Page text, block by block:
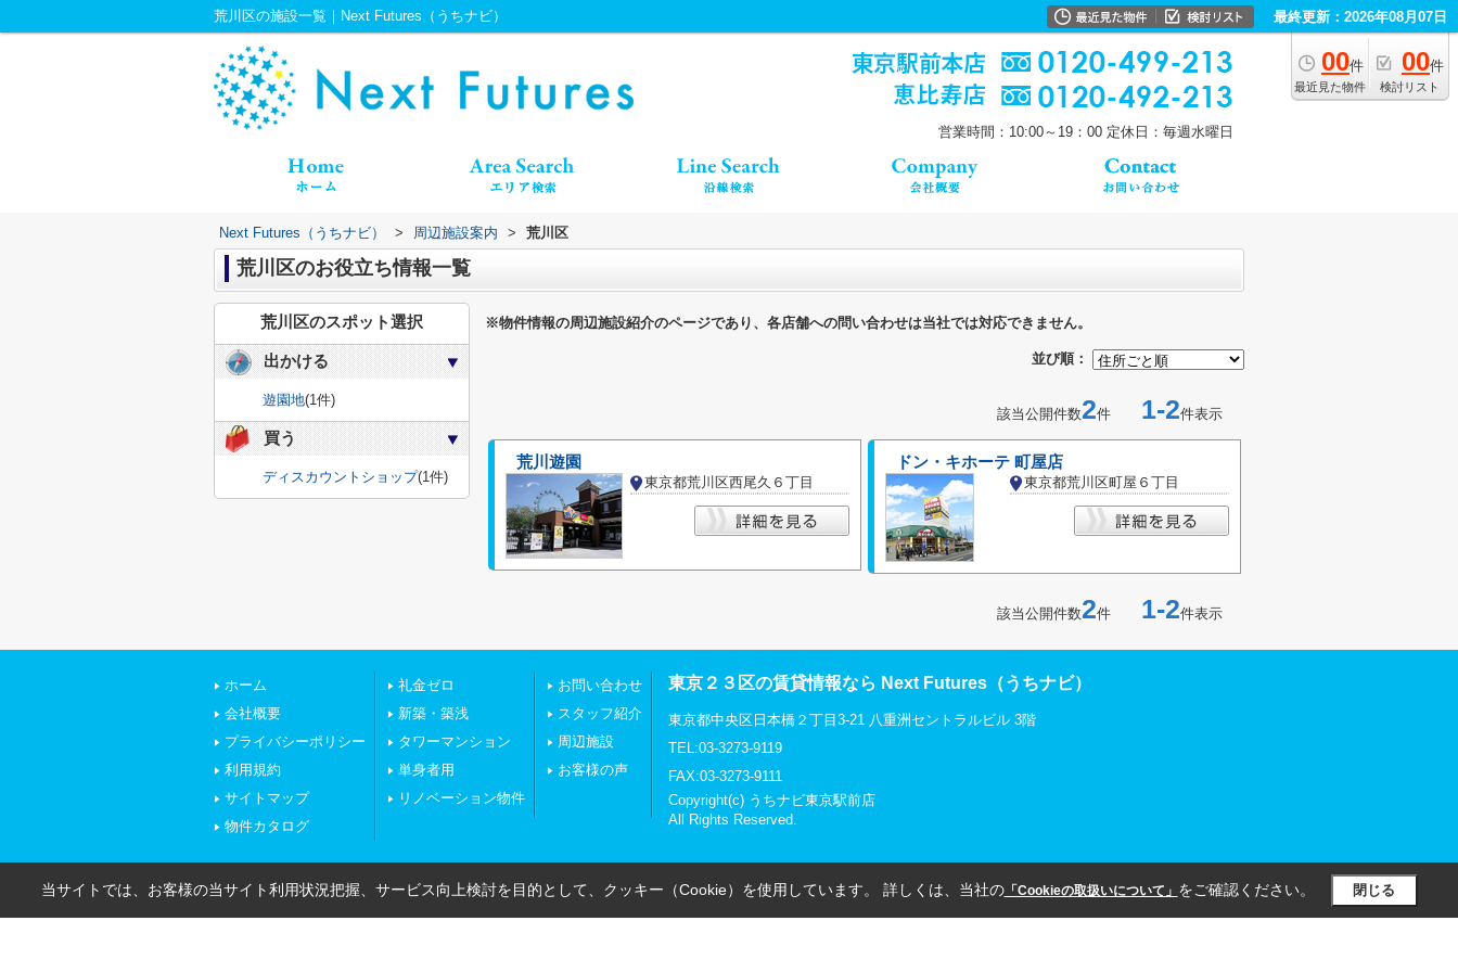
荒川区の施設一覧｜Next Futures（うちナビ） 最終更新：2026年08月07日
00件
最近見た物件
00件
検討リスト
営業時間：10:00～19：00 定休日：毎週水曜日
Next Futures（うちナビ） > 周辺施設案内 > 荒川区
荒川区のお役立ち情報一覧
※物件情報の周辺施設紹介のページであり、各店舗への問い合わせは当社では対応できません。
並び順：
該当公開件数2件 1-2件表示
荒川遊園
東京都荒川区西尾久６丁目
ドン・キホーテ 町屋店
東京都荒川区町屋６丁目
該当公開件数2件 1-2件表示
荒川区のスポット選択
出かける
遊園地(1件)
買う
ディスカウントショップ(1件)
ホーム
会社概要
プライバシーポリシー
利用規約
サイトマップ
物件カタログ
礼金ゼロ
新築・築浅
タワーマンション
単身者用
リノベーション物件
お問い合わせ
スタッフ紹介
周辺施設
お客様の声
東京２３区の賃貸情報なら Next Futures（うちナビ）
東京都中央区日本橋２丁目3-21 八重洲セントラルビル 3階
TEL:03-3273-9119
FAX:03-3273-9111
Copyright(c) うちナビ東京駅前店
All Rights Reserved.
当サイトでは、お客様の当サイト利用状況把握、サービス向上検討を目的として、クッキー（Cookie）を使用しています。 詳しくは、当社の「Cookieの取扱いについて」 をご確認ください。 閉じる